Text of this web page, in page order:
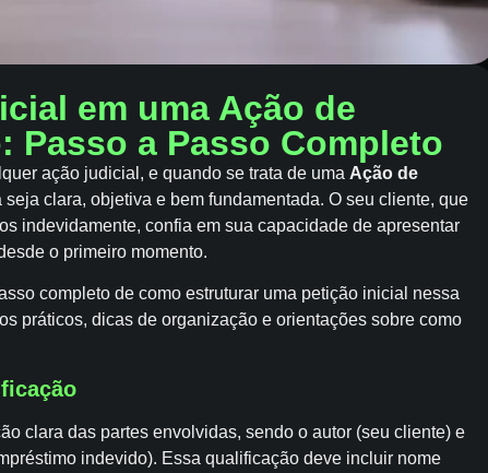
em uma Ação de
Passo a Passo Completo
ação judicial, e quando se trata de uma Ação de
seja clara, objetiva e bem fundamentada. O seu cliente, que
indevidamente, confia em sua capacidade de apresentar
o primeiro momento.
completo de como estruturar uma petição inicial nessa
práticos, dicas de organização e orientações sobre como
clara das partes envolvidas, sendo o autor (seu cliente) e
indevido). Essa qualificação deve incluir nome